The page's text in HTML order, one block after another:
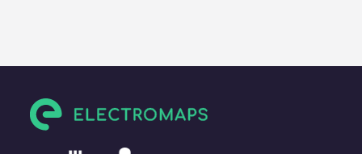
su vehículo eléctrico.